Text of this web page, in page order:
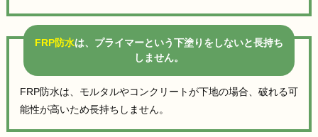
FRP防水は、プライマーという下塗りをしないと長持ち
しません。
FRP防水は、モルタルやコンクリートが下地の場合、破れる可
能性が高いため長持ちしません。